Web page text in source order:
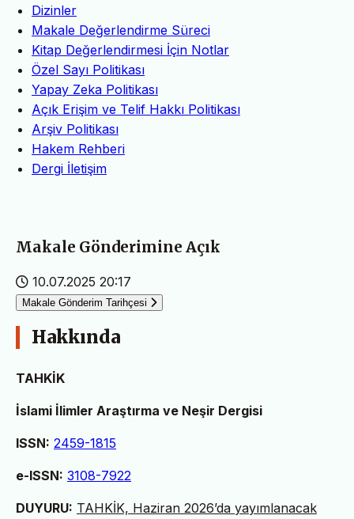
Dizinler
Makale Değerlendirme Süreci
Kitap Değerlendirmesi İçin Notlar
Özel Sayı Politikası
Yapay Zeka Politikası
Açık Erişim ve Telif Hakkı Politikası
Arşiv Politikası
Hakem Rehberi
Dergi İletişim
Makale Gönderimine Açık
10.07.2025 20:17
Makale Gönderim Tarihçesi
Hakkında
TAHKİK
İslami İlimler Araştırma ve Neşir Dergisi
ISSN: 2459-1815
e-ISSN: 3108-7922
DUYURU: TAHKİK, Haziran 2026’da yayımlanacak